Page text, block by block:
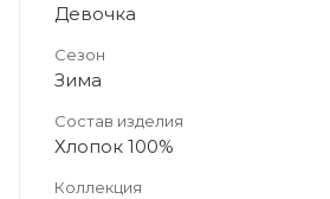
Девочка
Сезон
Зима
Состав изделия
Хлопок 100%
Коллекция